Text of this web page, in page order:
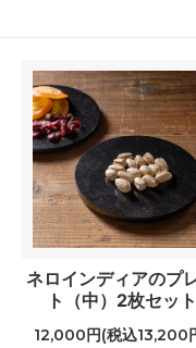
ネロインディアのプ
ト（中）2枚セット
12,000円(税込13,200